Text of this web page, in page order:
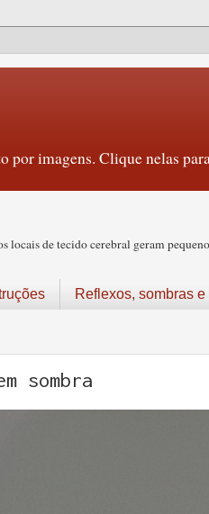
por imagens. Clique nelas
locais de tecido cerebral geram
Reflexos, sombras
sombra